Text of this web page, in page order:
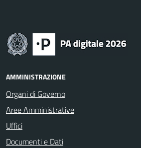
AMMINISTRAZIONE
Organi di Governo
Aree Amministrative
Uffici
Documenti e Dati